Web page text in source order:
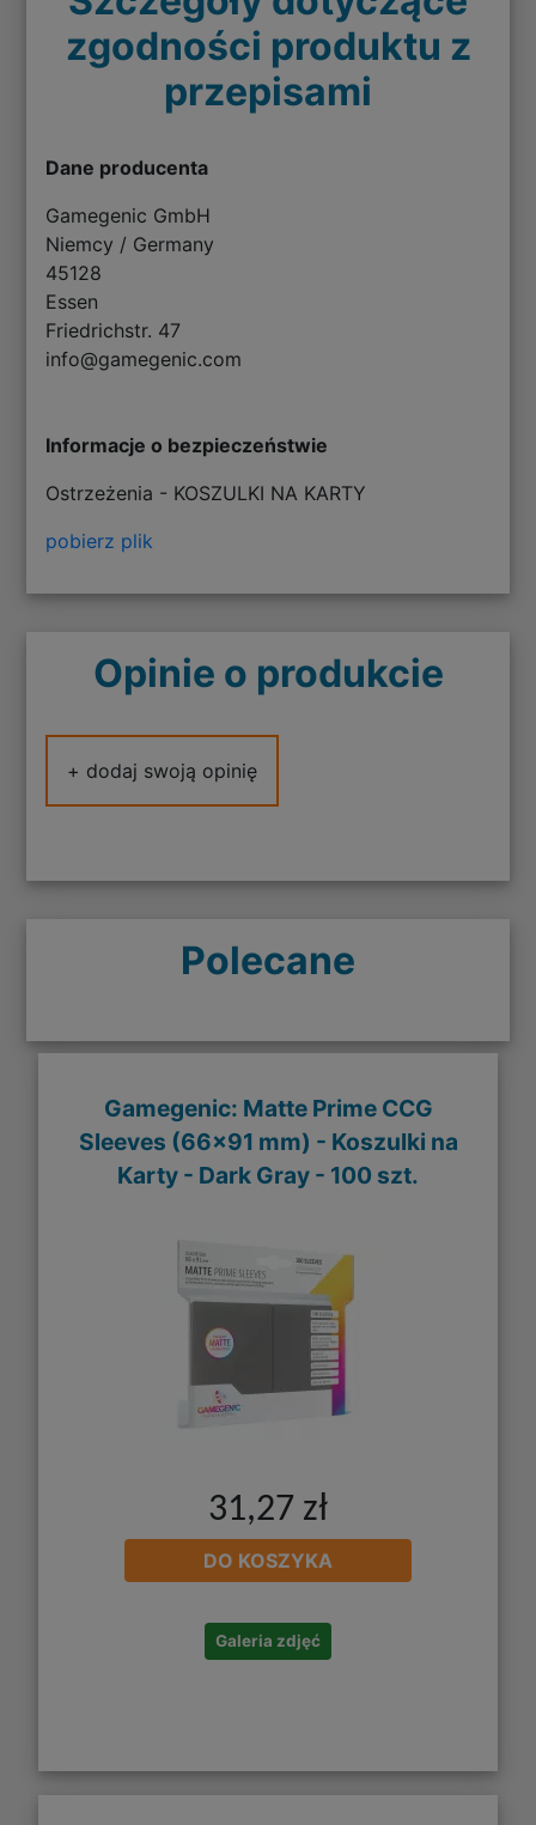
zgodności produktu z
przepisami
Dane producenta
Gamegenic GmbH
Niemcy / Germany
45128
Essen
Friedrichstr. 47
info@gamegenic.com
Informacje o bezpieczeństwie
Ostrzeżenia - KOSZULKI NA KARTY
pobierz plik
Opinie o produkcie
+ dodaj swoją opinię
Polecane
Gamegenic: Matte Prime CCG
Sleeves (66x91 mm) - Koszulki na
Karty - Dark Gray - 100 szt.
31,27 zł
DO KOSZYKA
Galeria zdjęć